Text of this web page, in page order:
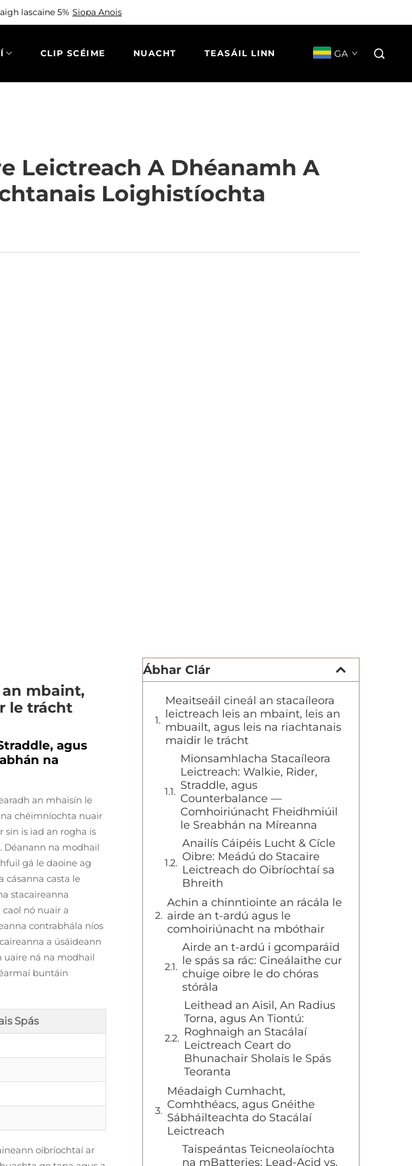
lascaine 5% Siopa Anois
CLIP SCÉIME NUACHT TEASÁIL LINN GA
Leictreach A Dhéanamh A
Loighistíochta
mbaint,
le trácht
agus
na
an mhaisín le
chéimníochta nuair
sin is iad an rogha is
Déanann na modhail
gá le daoine ag
cásanna casta le
stacaireanna
nó nuair a
contrabhála níos
a úsáideann
uaire ná na modhail
buntáin
Spás
oibríochtaí ar
Ábhar Clár
Meaitseáil cineál an stacaíleora
leictreach leis an mbaint, leis an
mbuailt, agus leis na riachtanais
maidir le trácht
Mionsamhlacha Stacaíleora
Leictreach: Walkie, Rider,
Straddle, agus
Counterbalance —
Comhoiriúnacht Fheidhmiúil
le Sreabhán na Míreanna
Anailís Cáipéis Lucht & Cícle
Oibre: Meádú do Stacaire
Leictreach do Oibríochtaí sa
Bhreith
Achin a chinntiointe an rácála le
airde an t-ardú agus le
comhoiriúnacht na mbóthair
Airde an t-ardú i gcomparáid
le spás sa rác: Cineálaithe cur
chuige oibre le do chóras
stórála
Leithead an Aisil, An Radius
Torna, agus An Tiontú:
Roghnaigh an Stacálaí
Leictreach Ceart do
Bhunachair Sholais le Spás
Teoranta
Méadaigh Cumhacht,
Comhthéacs, agus Gnéithe
Sábháilteachta do Stacálaí
Leictreach
Taispeántas Teicneolaíochta
na mBatteries: Lead-Acid vs.